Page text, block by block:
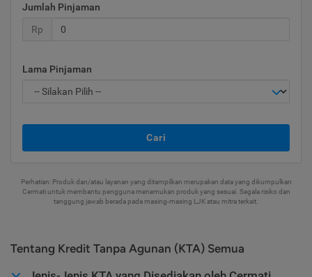
Jumlah Pinjaman
Rp
Lama Pinjaman
Cari
Perhatian: Produk dan/atau layanan yang ditampilkan merupakan data yang dikumpulkan
Cermati untuk membantu pengguna menemukan produk yang sesuai. Segala risiko dan
tanggung jawab berada pada masing-masing LJK atau mitra terkait.
Tentang Kredit Tanpa Agunan (KTA) Semua